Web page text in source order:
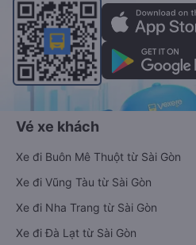
Vé xe khách
Xe đi Buôn Mê Thuột từ Sài Gòn
Xe đi Vũng Tàu từ Sài Gòn
Xe đi Nha Trang từ Sài Gòn
Xe đi Đà Lạt từ Sài Gòn